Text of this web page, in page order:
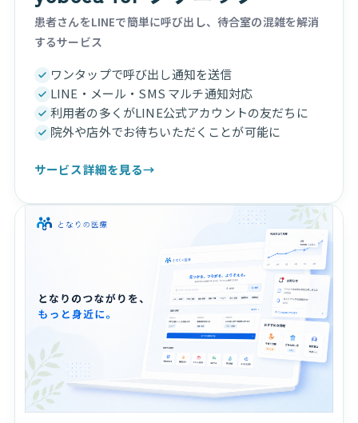
患者さんをLINEで簡単に呼び出し、待合室の混雑を解消
するサービス
ワンタップで呼び出し通知を送信
LINE・メール・SMS マルチ通知対応
利用者の多くがLINE公式アカウントの友だちに
院外や店外でお待ちいただくことが可能に
サービス詳細を見る→